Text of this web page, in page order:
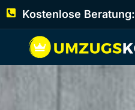
Kostenlose Beratung: